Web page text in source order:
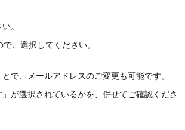
。
、選択してください。
で、メールアドレスのご変更も可能です。
が選択されているかを、併せてご確認くださ